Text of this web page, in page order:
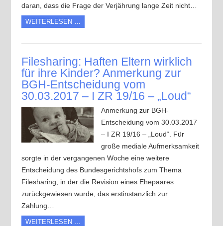
daran, dass die Frage der Verjährung lange Zeit nicht…
WEITERLESEN …
Filesharing: Haften Eltern wirklich
für ihre Kinder? Anmerkung zur
BGH-Entscheidung vom
30.03.2017 – I ZR 19/16 – „Loud“
Anmerkung zur BGH-
Entscheidung vom 30.03.2017
– I ZR 19/16 – „Loud“. Für
große mediale Aufmerksamkeit
sorgte in der vergangenen Woche eine weitere
Entscheidung des Bundesgerichtshofs zum Thema
Filesharing, in der die Revision eines Ehepaares
zurückgewiesen wurde, das erstinstanzlich zur
Zahlung…
WEITERLESEN …